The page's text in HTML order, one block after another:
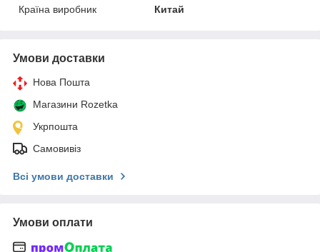
Країна виробник
Китай
Умови доставки
Нова Пошта
Магазини Rozetka
Укрпошта
Самовивіз
Всі умови доставки
Умови оплати